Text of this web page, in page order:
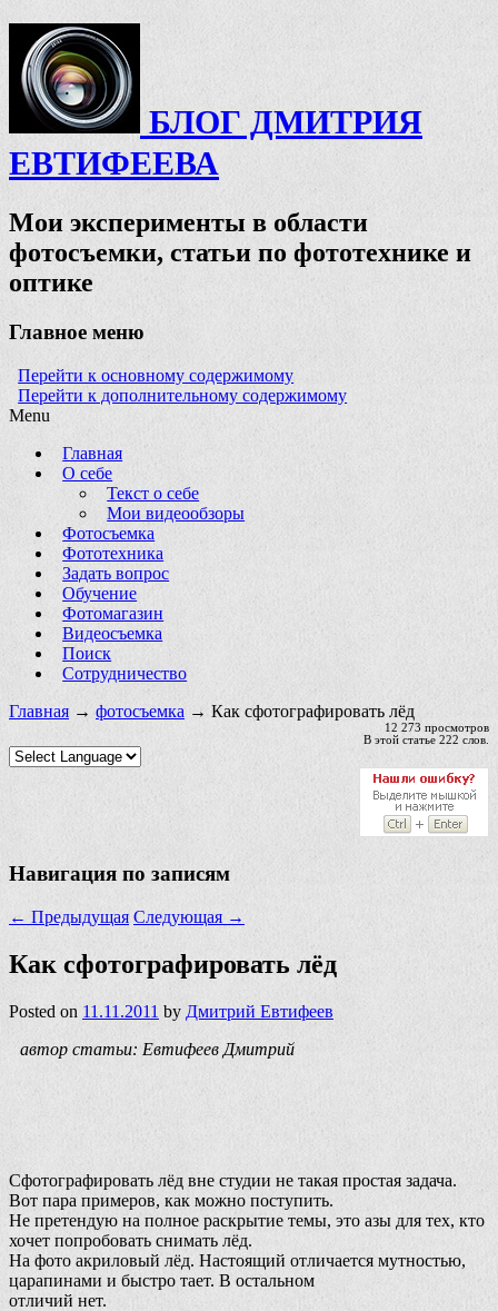
БЛОГ ДМИТРИЯ
ЕВТИФЕЕВА
Мои эксперименты в области
фотосъемки, статьи по фототехнике и
оптике
Главное меню
Перейти к основному содержимому
Перейти к дополнительному содержимому
Menu
Главная
О себе
Текст о себе
Мои видеообзоры
Фотосъемка
Фототехника
Задать вопрос
Обучение
Фотомагазин
Видеосъемка
Поиск
Сотрудничество
Главная → фотосъемка → Как сфотографировать лёд
12 273 просмотров
В этой статье 222 слов.
Навигация по записям
← Предыдущая Следующая →
Как сфотографировать лёд
Posted on 11.11.2011 by Дмитрий Евтифеев
автор статьи: Евтифеев Дмитрий
Сфотографировать лёд вне студии не такая простая задача.
Вот пара примеров, как можно поступить.
Не претендую на полное раскрытие темы, это азы для тех, кто
хочет попробовать снимать лёд.
На фото акриловый лёд. Настоящий отличается мутностью,
царапинами и быстро тает. В остальном
отличий нет.